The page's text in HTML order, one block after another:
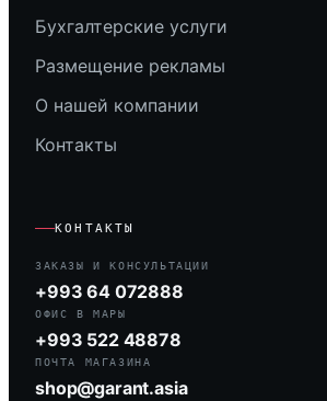
Бухгалтерские услуги
Размещение рекламы
О нашей компании
Контакты
КОНТАКТЫ
ЗАКАЗЫ И КОНСУЛЬТАЦИИ
+993 64 072888
ОФИС В МАРЫ
+993 522 48878
ПОЧТА МАГАЗИНА
shop@garant.asia